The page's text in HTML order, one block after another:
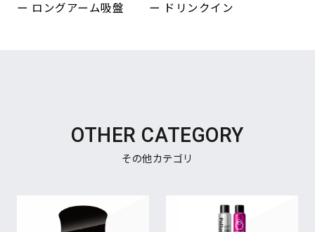
ー ロングアーム吸盤
ー ドリンクイン
OTHER CATEGORY
その他カテゴリ